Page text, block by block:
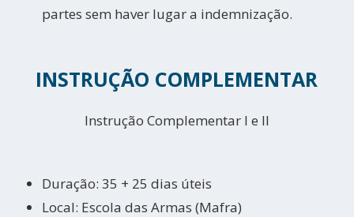
partes sem haver lugar a indemnização.
INSTRUÇÃO COMPLEMENTAR
Instrução Complementar I e II
Duração: 35 + 25 dias úteis
Local: Escola das Armas (Mafra)